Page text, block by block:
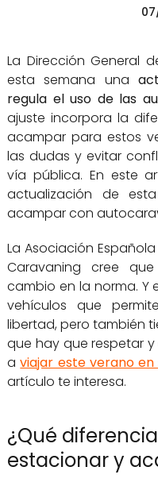
La Dirección General
esta semana una
regula el uso de las
ajuste incorpora la
acampar para estos
las dudas y evitar
vía pública. En este
actualización de
acampar con
La Asociación
Caravaning cree
cambio en la norma. Y
vehículos que
libertad, pero también
que hay que respetar y
aviajar este verano
artículo te interesa.
¿Qué
estacionar y